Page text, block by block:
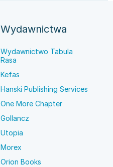
Wydawnictwa
Wydawnictwo Tabula
Rasa
Kefas
Hanski Publishing Services
One More Chapter
Gollancz
Utopia
Morex
Orion Books